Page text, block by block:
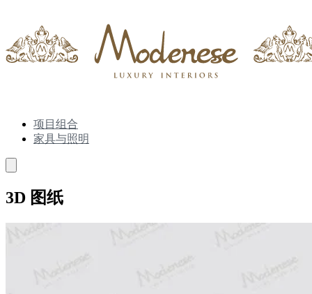
项目组合
家具与照明
3D 图纸